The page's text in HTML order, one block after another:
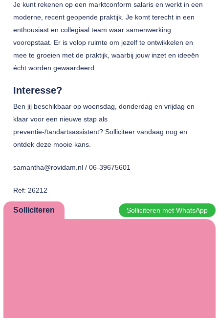
Je kunt rekenen op een marktconform salaris en werkt in een
moderne, recent geopende praktijk. Je komt terecht in een
enthousiast en collegiaal team waar samenwerking
vooropstaat. Er is volop ruimte om jezelf te ontwikkelen en
mee te groeien met de praktijk, waarbij jouw inzet en ideeën
écht worden gewaardeerd.
Interesse?
Ben jij beschikbaar op woensdag, donderdag en vrijdag en
klaar voor een nieuwe stap als
preventie-/tandartsassistent? Solliciteer vandaag nog en
ontdek deze mooie kans.
samantha@rovidam.nl / 06-39675601
Ref: 26212
Solliciteren Solliciteren met WhatsApp